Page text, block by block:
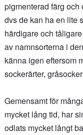
pigmenterad färg och
dvs de kan ha en lite
härdigare och
av namnsorterna i
känna igen eftersom
sockerärter,
Gemensamt för
mycket lång tid, har
odlats mycket långt